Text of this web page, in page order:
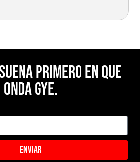
primero en Que
Onda Gye.
Enviar